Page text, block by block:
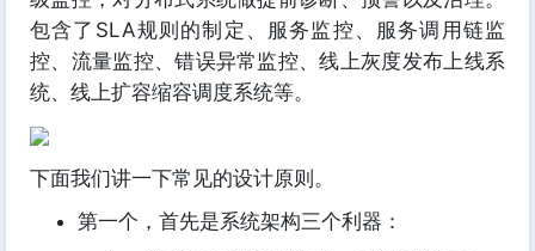
包含了SLA规则的制定、服务监控、服务调用链监
控、流量监控、错误异常监控、线上灰度发布上线系
统、线上扩容缩容调度系统等。
下面我们讲一下常见的设计原则。
第一个，首先是系统架构三个利器：